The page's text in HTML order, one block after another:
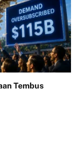
Tembus